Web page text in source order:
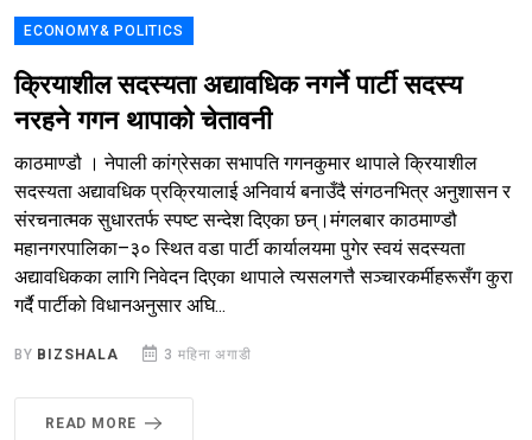
ECONOMY& POLITICS
क्रियाशील सदस्यता अद्यावधिक नगर्ने पार्टी सदस्य
नरहने गगन थापाको चेतावनी
काठमाण्डौ । नेपाली कांग्रेसका सभापति गगनकुमार थापाले क्रियाशील
सदस्यता अद्यावधिक प्रक्रियालाई अनिवार्य बनाउँदै संगठनभित्र अनुशासन र
संरचनात्मक सुधारतर्फ स्पष्ट सन्देश दिएका छन्।मंगलबार काठमाण्डौ
महानगरपालिका–३० स्थित वडा पार्टी कार्यालयमा पुगेर स्वयं सदस्यता
अद्यावधिकका लागि निवेदन दिएका थापाले त्यसलगत्तै सञ्चारकर्मीहरूसँग कुरा
गर्दै पार्टीको विधानअनुसार अघि...
BY BIZSHALA 3 महिना अगाडी
READ MORE